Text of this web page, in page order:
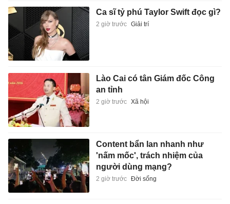
Ca sĩ tỷ phú Taylor Swift đọc gì?
2 giờ trước Giải trí
Lào Cai có tân Giám đốc Công
an tỉnh
2 giờ trước Xã hội
Content bẩn lan nhanh như
'nấm mốc', trách nhiệm của
người dùng mạng?
2 giờ trước Đời sống